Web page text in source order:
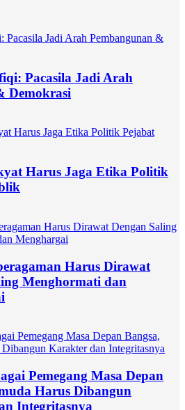
Pacasila Jadi Arah
Demokrasi
Harus Jaga Etika Politik
Harus Dirawat
Menghormati dan
Pemegang Masa Depan
Harus Dibangun
Integritasnya